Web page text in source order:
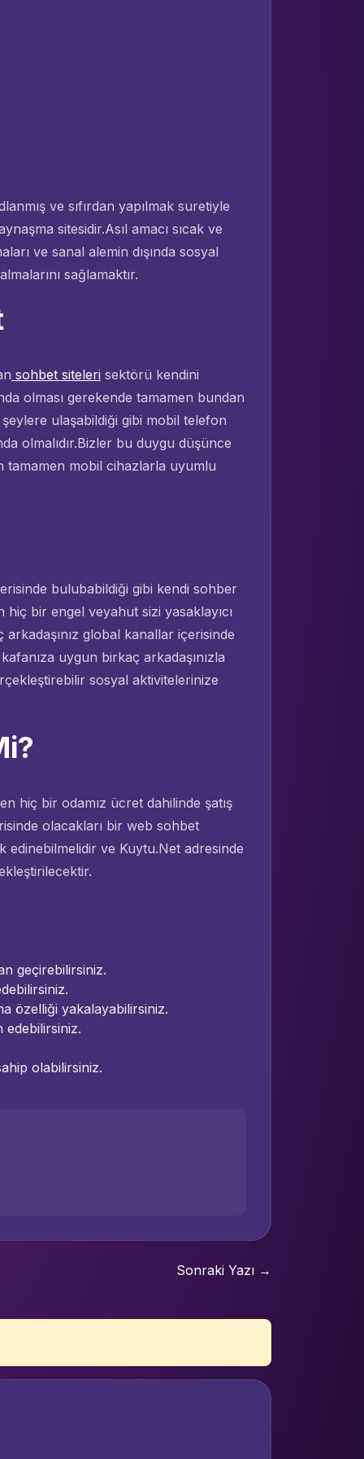
ve sıfırdan yapılmak suretiyle
sitesidir.Asıl amacı sıcak ve
ve sanal alemin dışında sosyal
sağlamaktır.
sohbet siteleri sektörü kendini
olması gerekende tamamen bundan
ulaşabildiği gibi mobil telefon
olmalıdır.Bizler bu duygu düşünce
mobil cihazlarla uyumlu
bulubabildiği gibi kendi sohber
hiç bir engel veyahut sizi yasaklayıcı
global kanallar içerisinde
uygun birkaç arkadaşınızla
sosyal aktivitelerinize
hiç bir odamız ücret dahilinde şatış
olacakları bir web sohbet
ve Kuytu.Net adresinde
geçirebilirsiniz.
özelliği yakalayabilirsiniz.
edebilirsiniz.
olabilirsiniz.
Sonraki Yazı →